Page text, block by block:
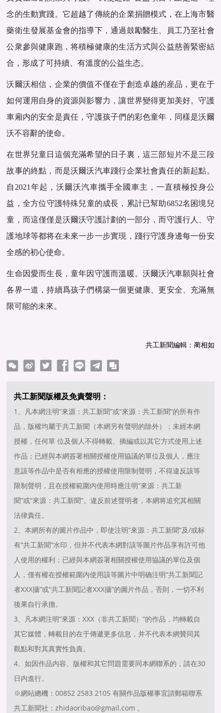
念的生動實踐。它超越了傳統的企業捐贈模式，在上海市醫
藥衛生發展基金會的指導下，通過鼓勵醫生、員工乃至社會
公衆參與健康跑，将積極健康的生活方式與公益慈善緊密結
合，形成了可持續、有溫度的公益生态。
沃爾沃相信，企業的價值不僅在于創造卓越的産品，更在于
如何運用自身的資源與影響力，讓世界變得更加美好。守護
車廂内的安全是責任，守護孩子們的彩色童年，同樣是沃爾
沃不容辭的使命。
在世界兒童日這個充滿希望的日子裏，這三部短片不是三段
故事的終點，而是沃爾沃汽車踐行企業社會責任的新起點。
自2021年起，沃爾沃汽車攜手全國車主，一直積極投身公
益，全方位守護特殊兒童的成長，累計已幫助6852名困境兒
童，而這僅僅是沃爾沃守護計劃的一部分，而守護行人、守
護地球等都将在未來一步一步實現，踐行守護身邊每一份安
全感的初心使命。
生命因愛而生長，童年因守護而溫暖。沃爾沃汽車願與社會
各界一道，持續爲孩子們構築一個更健康、更安全、充滿無
限可能的未來。
共工新聞編輯：蔺相如
linetelegram copy
共工新聞版權及免責聲明：
1、凡本網注明“來源：共工新聞”或“來源：共工新聞”的所有作
品，版權均屬于共工新聞（本網另有聲明的除外）；未經本網
授權，任何單 位及個人不得轉載、摘編或以其它方式使用上述
作品；已經與本網簽署相關授權使用協議的單位及個人，應注
意該等作品中是否有相應的授權使用限制聲明，不得違反該等
限制聲明，且在授權範圍内使用時應注明“來源：共工新
聞”或“來源：共工新聞”。違反前述聲明者，本網将追究其相關
法律責任。
2、本網所有的圖片作品中，即使注明“來源：共工新聞”及/或标
有“共工新聞”水印，但并不代表本網對該等圖片作品享有許可他
人使用的權利；已經與本網簽署相關授權使用協議的單位及個
人，僅有權在授權範圍内使用該等圖片中明确注明“共工新聞記
者XXX攝”或“共工新聞記者XXX攝”的圖片作品，否則，一切不利
後果自行承擔。
3、凡本網注明“來源：XXX（非共工新聞）”的作品，均轉載自
其它媒體，轉載目的在于傳遞更多信息，并不代表本網贊同其
觀點和對其真實性負責。
4、如因作品内容、版權和其它問題需要同本網聯系的，請在30
日内進行。
※網站總機：00852 2583 2105 有關作品版權事宜請郵箱聯系
共工新聞社：zhidaoribao@gmail.com 。